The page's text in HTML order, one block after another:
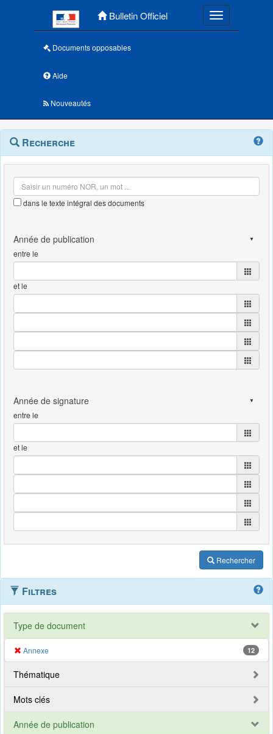
Bulletin Officiel Toggle
Documents opposables
Aide
Nouveautés
Navigation
outils
Menu
contextuel
Recherche
dans le texte intégral des documents
entre le
et le
entre le
et le
Rechercher
Filtres
Type de document
Annexe 12
Thématique
Mots clés
Année de publication